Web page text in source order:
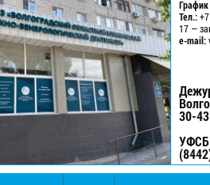
Тел.:
17 —
e-mail:
30-
УФСБ